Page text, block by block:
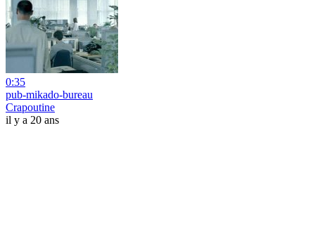
0:35
pub-mikado-bureau
Crapoutine
il y a 20 ans